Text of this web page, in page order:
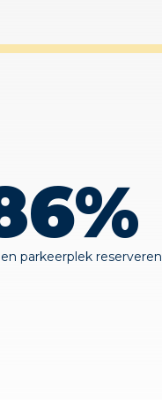
%
parkeerplek reserveren